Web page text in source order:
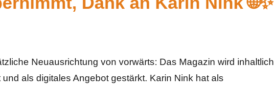
Neuausrichtung von vorwärts: Das Magazin wird inhaltlich
als digitales Angebot gestärkt. Karin Nink hat als